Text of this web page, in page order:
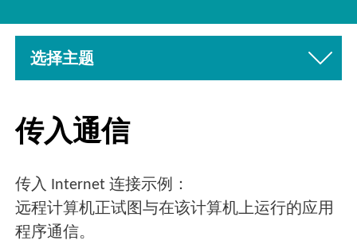
选择主题
传入通信
传入 Internet 连接示例：
远程计算机正试图与在该计算机上运行的应用
程序通信。